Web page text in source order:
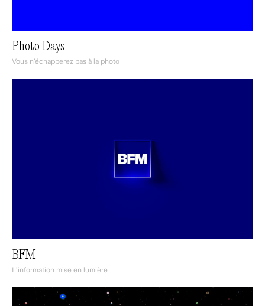
Photo Days
Vous n’échapperez pas à la photo
BFM
L’information mise en lumière